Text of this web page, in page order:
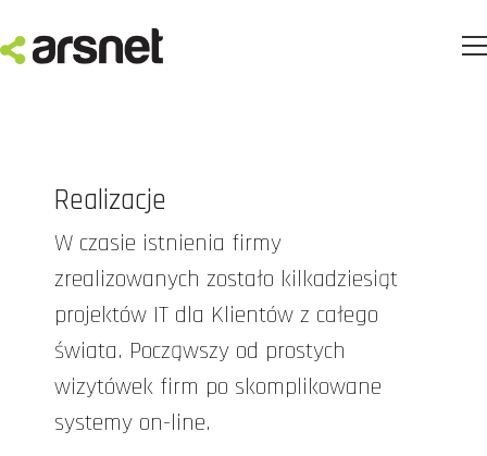
Realizacje
W czasie istnienia firmy
zrealizowanych zostało kilkadziesiąt
projektów IT dla Klientów z całego
świata. Począwszy od prostych
wizytówek firm po skomplikowane
systemy on-line.